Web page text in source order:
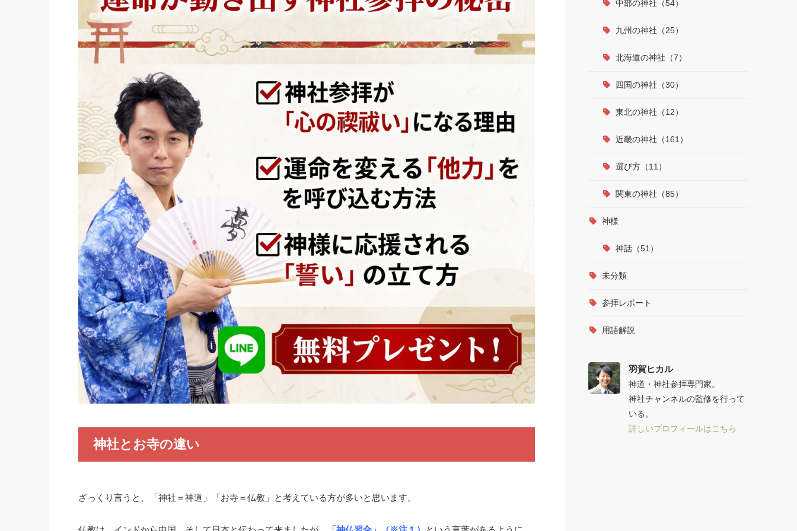
神社とお寺の違い
ざっくり言うと、「神社＝神道」「お寺＝仏教」と考えている方が多いと思います。
中部の神社（54）
九州の神社（25）
北海道の神社（7）
四国の神社（30）
東北の神社（12）
近畿の神社（161）
選び方（11）
関東の神社（85）
神様
神話（51）
未分類
参拝レポート
用語解説
羽賀ヒカル
神道・神社参拝専門家。
神社チャンネルの監修を行って
いる。
詳しいプロフィールはこちら